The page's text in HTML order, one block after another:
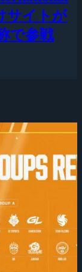
サイトが
で参戦